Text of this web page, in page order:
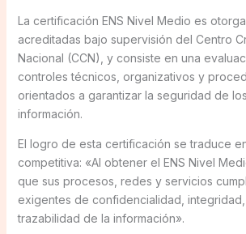
La certificación ENS Nivel Medio es
acreditadas bajo supervisión del Centro
Nacional (CCN), y consiste en una
controles técnicos, organizativos y
orientados a garantizar la seguridad de
información.
El logro de esta certificación se traduce
competitiva: «Al obtener el ENS Nivel
que sus procesos, redes y servicios
exigentes de confidencialidad,
trazabilidad de la información».